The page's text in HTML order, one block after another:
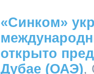
«Синком»
открыто
Дубае (ОАЭ),